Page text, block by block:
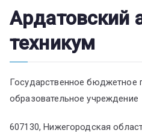
Ардатовский
техникум
Государственное бюджетное
образовательное учреждение
607130, Нижегородская